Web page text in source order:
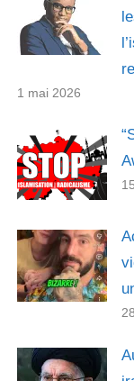
1 mai 2026